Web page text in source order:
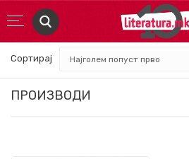
ПРОИЗВОДИ
Сортирај